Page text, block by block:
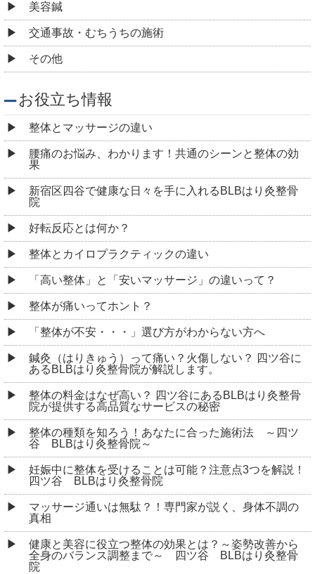
美容鍼
交通事故・むちうちの施術
その他
お役立ち情報
整体とマッサージの違い
腰痛のお悩み、わかります！共通のシーンと整体の効
果
新宿区四谷で健康な日々を手に入れるBLBはり灸整骨
院
好転反応とは何か？
整体とカイロプラクティックの違い
「高い整体」と「安いマッサージ」の違いって？
整体が痛いってホント？
「整体が不安・・・」選び方がわからない方へ
鍼灸（はりきゅう）って痛い？火傷しない？ 四ツ谷に
あるBLBはり灸整骨院が解説します。
整体の料金はなぜ高い？ 四ツ谷にあるBLBはり灸整骨
院が提供する高品質なサービスの秘密
整体の種類を知ろう！あなたに合った施術法 ～四ツ
谷 BLBはり灸整骨院～
妊娠中に整体を受けることは可能？注意点3つを解説！
四ツ谷 BLBはり灸整骨院
マッサージ通いは無駄？！専門家が説く、身体不調の
真相
健康と美容に役立つ整体の効果とは？～姿勢改善から
全身のバランス調整まで～ 四ツ谷 BLBはり灸整骨
院